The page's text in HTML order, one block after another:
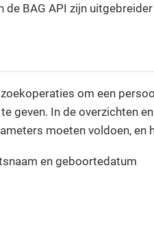
de BAG API zijn
om een
geven. In de overzichten
moeten voldoen,
en geboortedatum